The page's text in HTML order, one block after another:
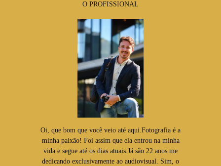
O PROFISSIONAL
Oi, que bom que você veio até aqui.Fotografia é a
minha paixão! Foi assim que ela entrou na minha
vida e segue até os dias atuais.Já são 22 anos me
dedicando exclusivamente ao audiovisual. Sim, o